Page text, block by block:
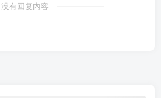
没有回复内容